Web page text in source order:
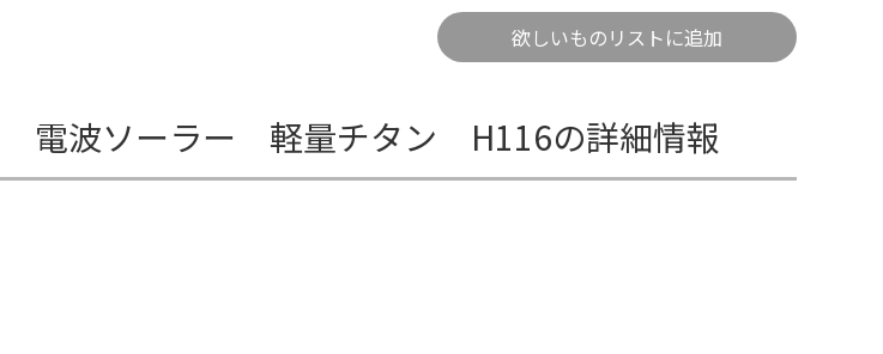
欲しいものリストに追加
波ソーラー 軽量チタン H116の詳細情報